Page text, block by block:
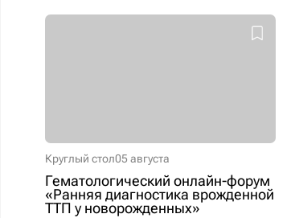
Круглый стол05 августа
Гематологический онлайн-форум
«Ранняя диагностика врожденной
ТТП у новорожденных»